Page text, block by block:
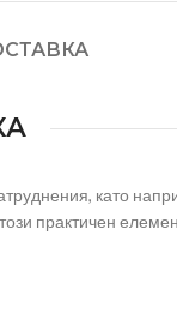
като
практичен